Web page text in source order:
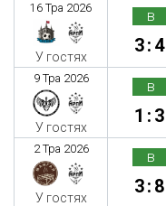
16 Тра 2026
У гостях
в
3:4
9 Тра 2026
У гостях
в
1:3
2 Тра 2026
У гостях
в
3:8